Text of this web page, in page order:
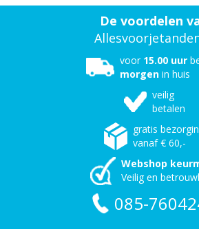
De voordelen
voor 15.00 uur
morgen in huis
veilig
betalen
gratis
vanaf € 60,-
Webshop
Veilig en
085-